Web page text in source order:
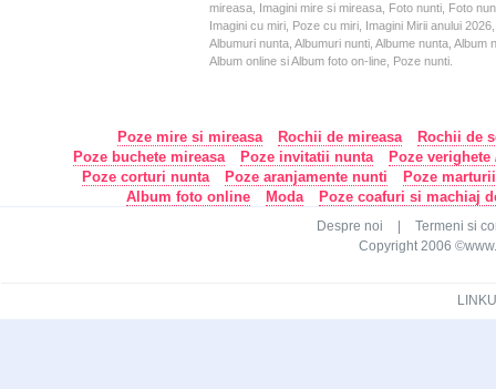
mireasa, Imagini mire si mireasa, Foto nunti, Foto
Imagini cu miri, Poze cu miri, Imagini Mirii anului
Albumuri nunta, Albumuri nunti, Albume nunta,
Album online si Album foto on-line, Poze nunti.
Poze mire si mireasa Rochii de mireasa
Rochii de
Poze buchete mireasa
Poze invitatii nunta
Poze
Poze corturi nunta
Poze aranjamente nunti
Poze
Album foto online
Moda Poze coafuri si machiaj
Despre noi
Termeni si
Copyright 2006